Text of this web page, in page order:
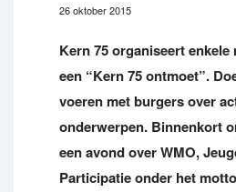
26 oktober 2015
Kern 75 organiseert enkele
een “Kern 75 ontmoet”.
voeren met burgers over
onderwerpen. Binnenkort
een avond over WMO,
Participatie onder het